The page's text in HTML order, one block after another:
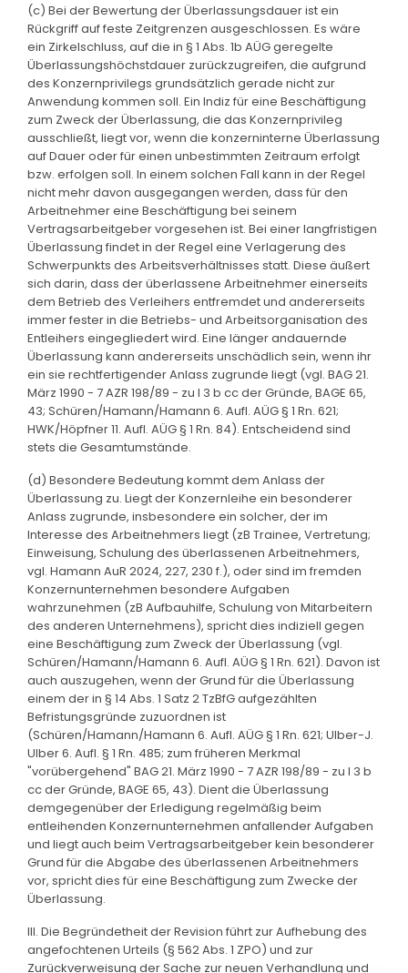
(c) Bei der Bewertung der Überlassungsdauer ist ein
Rückgriff auf feste Zeitgrenzen ausgeschlossen. Es wäre
ein Zirkelschluss, auf die in § 1 Abs. 1b AÜG geregelte
Überlassungshöchstdauer zurückzugreifen, die aufgrund
des Konzernprivilegs grundsätzlich gerade nicht zur
Anwendung kommen soll. Ein Indiz für eine Beschäftigung
zum Zweck der Überlassung, die das Konzernprivileg
ausschließt, liegt vor, wenn die konzerninterne Überlassung
auf Dauer oder für einen unbestimmten Zeitraum erfolgt
bzw. erfolgen soll. In einem solchen Fall kann in der Regel
nicht mehr davon ausgegangen werden, dass für den
Arbeitnehmer eine Beschäftigung bei seinem
Vertragsarbeitgeber vorgesehen ist. Bei einer langfristigen
Überlassung findet in der Regel eine Verlagerung des
Schwerpunkts des Arbeitsverhältnisses statt. Diese äußert
sich darin, dass der überlassene Arbeitnehmer einerseits
dem Betrieb des Verleihers entfremdet und andererseits
immer fester in die Betriebs- und Arbeitsorganisation des
Entleihers eingegliedert wird. Eine länger andauernde
Überlassung kann andererseits unschädlich sein, wenn ihr
ein sie rechtfertigender Anlass zugrunde liegt (vgl. BAG 21.
März 1990 - 7 AZR 198/89 - zu I 3 b cc der Gründe, BAGE 65,
43; Schüren/Hamann/Hamann 6. Aufl. AÜG § 1 Rn. 621;
HWK/Höpfner 11. Aufl. AÜG § 1 Rn. 84). Entscheidend sind
stets die Gesamtumstände.
(d) Besondere Bedeutung kommt dem Anlass der
Überlassung zu. Liegt der Konzernleihe ein besonderer
Anlass zugrunde, insbesondere ein solcher, der im
Interesse des Arbeitnehmers liegt (zB Trainee, Vertretung;
Einweisung, Schulung des überlassenen Arbeitnehmers,
vgl. Hamann AuR 2024, 227, 230 f.), oder sind im fremden
Konzernunternehmen besondere Aufgaben
wahrzunehmen (zB Aufbauhilfe, Schulung von Mitarbeitern
des anderen Unternehmens), spricht dies indiziell gegen
eine Beschäftigung zum Zweck der Überlassung (vgl.
Schüren/Hamann/Hamann 6. Aufl. AÜG § 1 Rn. 621). Davon ist
auch auszugehen, wenn der Grund für die Überlassung
einem der in § 14 Abs. 1 Satz 2 TzBfG aufgezählten
Befristungsgründe zuzuordnen ist
(Schüren/Hamann/Hamann 6. Aufl. AÜG § 1 Rn. 621; Ulber-J.
Ulber 6. Aufl. § 1 Rn. 485; zum früheren Merkmal
"vorübergehend" BAG 21. März 1990 - 7 AZR 198/89 - zu I 3 b
cc der Gründe, BAGE 65, 43). Dient die Überlassung
demgegenüber der Erledigung regelmäßig beim
entleihenden Konzernunternehmen anfallender Aufgaben
und liegt auch beim Vertragsarbeitgeber kein besonderer
Grund für die Abgabe des überlassenen Arbeitnehmers
vor, spricht dies für eine Beschäftigung zum Zwecke der
Überlassung.
III. Die Begründetheit der Revision führt zur Aufhebung des
angefochtenen Urteils (§ 562 Abs. 1 ZPO) und zur
Zurückverweisung der Sache zur neuen Verhandlung und